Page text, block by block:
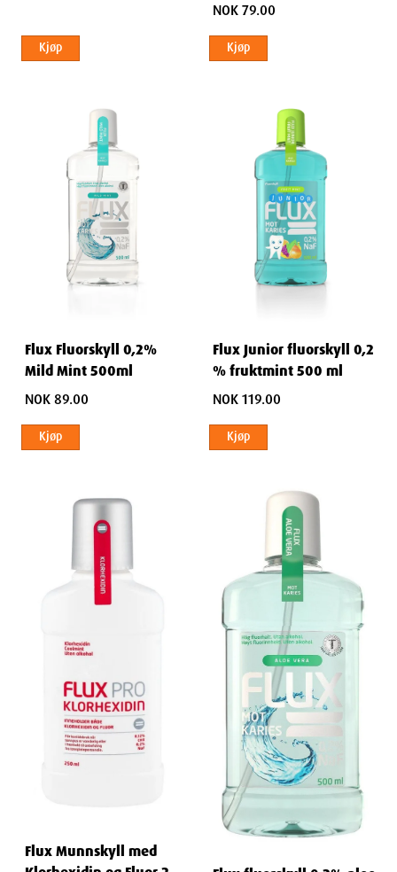
Kjøp
NOK 79.00
Kjøp
Flux Fluorskyll 0,2%
Mild Mint 500ml
NOK 89.00
Kjøp
Flux Junior fluorskyll 0,2
% fruktmint 500 ml
NOK 119.00
Kjøp
Flux Munnskyll med